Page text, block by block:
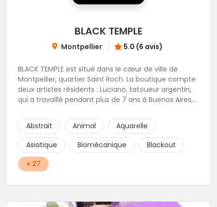
BLACK TEMPLE
Montpellier 5.0 (6 avis)
BLACK TEMPLE est situé dans le cœur de ville de
Montpellier, quartier Saint Roch. La boutique compte
deux artistes résidents : Luciano, tatoueur argentin,
qui a travaillé pendant plus de 7 ans à Buenos Aires,
qui a travaillé dans plusieurs boutiques de la ville
avant de rejoindre notre équipe. La boutique
accueille plusieurs artistes tatoueurs en tant que
guests tout au long de l'année afin de proposer
d'autres styles.
Abstrait Animal
Aquarelle
Asiatique
Biomécanique
Blackout
+ 27